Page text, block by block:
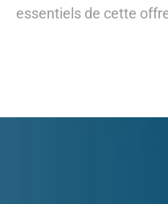
essentiels de cette